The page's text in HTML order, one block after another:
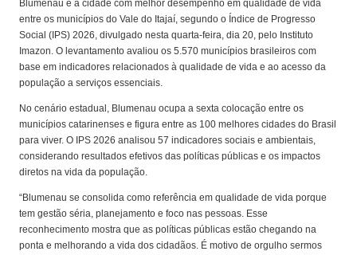
Blumenau é a cidade com melhor desempenho em qualidade de vida
entre os municípios do Vale do Itajaí, segundo o Índice de Progresso
Social (IPS) 2026, divulgado nesta quarta-feira, dia 20, pelo Instituto
Imazon. O levantamento avaliou os 5.570 municípios brasileiros com
base em indicadores relacionados à qualidade de vida e ao acesso da
população a serviços essenciais.
No cenário estadual, Blumenau ocupa a sexta colocação entre os
municípios catarinenses e figura entre as 100 melhores cidades do Brasil
para viver. O IPS 2026 analisou 57 indicadores sociais e ambientais,
considerando resultados efetivos das políticas públicas e os impactos
diretos na vida da população.
“Blumenau se consolida como referência em qualidade de vida porque
tem gestão séria, planejamento e foco nas pessoas. Esse
reconhecimento mostra que as políticas públicas estão chegando na
ponta e melhorando a vida dos cidadãos. É motivo de orgulho sermos